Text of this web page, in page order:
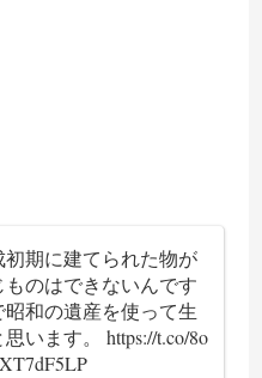
期に建てられた物が
のはできないんです
和の遺産を使って生
思います。https://t.co/8o